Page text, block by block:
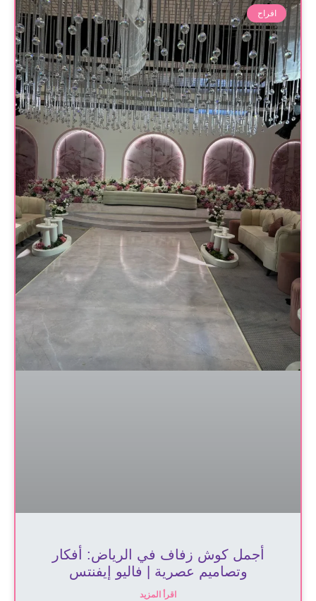
افراح
أجمل كوش زفاف في الرياض: أفكار
وتصاميم عصرية | فاليو إيفنتس
اقرأ المزيد